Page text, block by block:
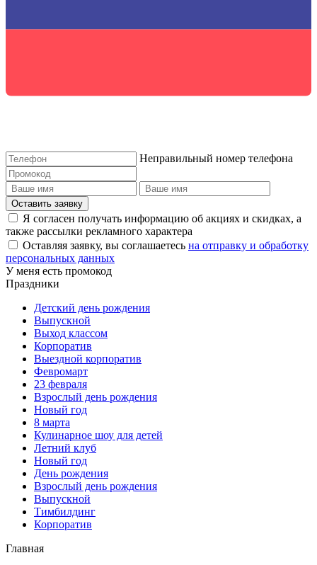
Неправильный номер телефона
Оставить заявку
Я согласен получать информацию об акциях и скидках, а
также рассылки рекламного характера
Оставляя заявку, вы соглашаетесь на отправку и обработку
персональных данных
У меня есть промокод
Праздники
Детский день рождения
Выпускной
Выход классом
Корпоратив
Выездной корпоратив
Февромарт
23 февраля
Взрослый день рождения
Новый год
8 марта
Кулинарное шоу для детей
Летний клуб
Новый год
День рождения
Взрослый день рождения
Выпускной
Тимбилдинг
Корпоратив
Главная